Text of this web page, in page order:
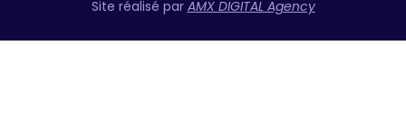
Site réalisé par AMX DIGITAL Agency